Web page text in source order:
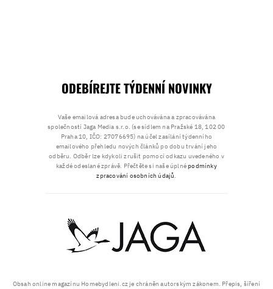
Obsah online magazínu Homebydleni.cz je chráněn autorským zákonem. Přepis, šíření
ODEBÍREJTE TÝDENNÍ NOVINKY
Vaše emailová adresa bude uchovávána a zpracovávána
společností Jaga Media s.r.o. (se sídlem na Pražské 18, 102 00
Praha 10, IČO: 27076695) na účel zasílání týdenního
emailového přehledu nových článků po dobu trvání jeho
odběru. Odběr lze kdykoli zrušit pomocí odkazu uvedeného v
každé odeslané zprávě. Přečtěte si naše úplnépodmínky
zpracování osobních údajů.